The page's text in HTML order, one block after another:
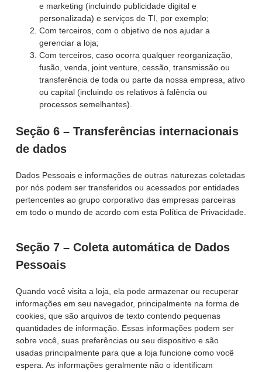
e marketing (incluindo publicidade digital e
personalizada) e serviços de TI, por exemplo;
Com terceiros, com o objetivo de nos ajudar a
gerenciar a loja;
Com terceiros, caso ocorra qualquer reorganização,
fusão, venda, joint venture, cessão, transmissão ou
transferência de toda ou parte da nossa empresa, ativo
ou capital (incluindo os relativos à falência ou
processos semelhantes).
Seção 6 – Transferências internacionais
de dados
Dados Pessoais e informações de outras naturezas coletadas
por nós podem ser transferidos ou acessados por entidades
pertencentes ao grupo corporativo das empresas parceiras
em todo o mundo de acordo com esta Política de Privacidade.
Seção 7 – Coleta automática de Dados
Pessoais
Quando você visita a loja, ela pode armazenar ou recuperar
informações em seu navegador, principalmente na forma de
cookies, que são arquivos de texto contendo pequenas
quantidades de informação. Essas informações podem ser
sobre você, suas preferências ou seu dispositivo e são
usadas principalmente para que a loja funcione como você
espera. As informações geralmente não o identificam